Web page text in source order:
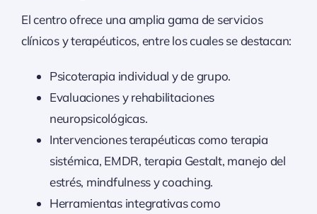
El centro ofrece una amplia gama de servicios
clínicos y terapéuticos, entre los cuales se destacan:
Psicoterapia individual y de grupo.
Evaluaciones y rehabilitaciones
neuropsicológicas.
Intervenciones terapéuticas como terapia
sistémica, EMDR, terapia Gestalt, manejo del
estrés, mindfulness y coaching.
Herramientas integrativas como